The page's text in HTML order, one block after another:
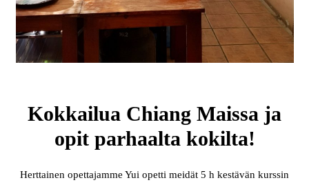
Kokkailua Chiang Maissa ja
opit parhaalta kokilta!
Herttainen opettajamme Yui opetti meidät 5 h kestävän kurssin